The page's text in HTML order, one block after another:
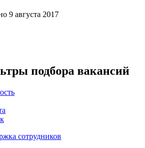
9 августа 2017
подбора вакансий
сотрудников